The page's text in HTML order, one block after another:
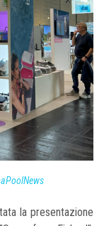
la presentazione